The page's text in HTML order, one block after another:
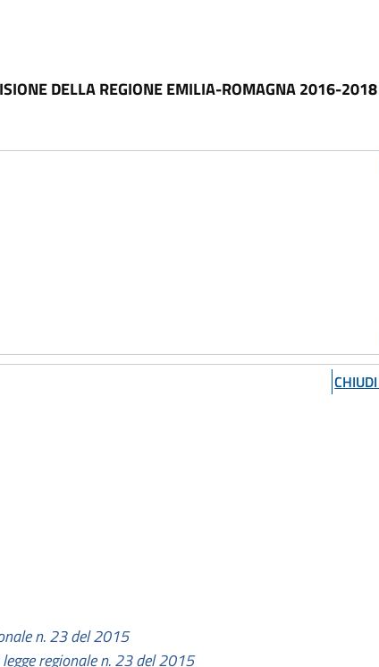
DELLA REGIONE EMILIA-ROMAGNA 2016-2018
n. 23 del 2015
regionale n. 23 del 2015